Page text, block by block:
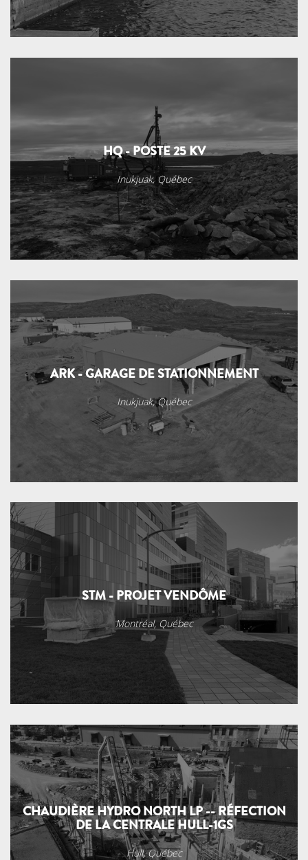
HQ - POSTE 25 KV
Inukjuak, Québec
ARK - GARAGE DE STATIONNEMENT
Inukjuak, Québec
STM - PROJET VENDÔME
Montréal, Québec
CHAUDIÈRE HYDRO NORTH LP -- RÉFECTION
DE LA CENTRALE HULL-1GS
Hull, Québec